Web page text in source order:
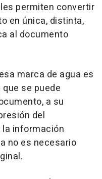
permiten convertir
en única, distinta,
al documento
marca de agua es
se puede
a su
del
información
no es necesario